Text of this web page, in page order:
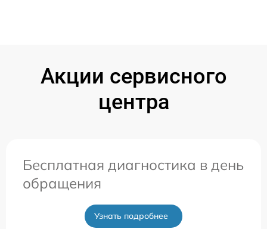
Акции сервисного
центра
Бесплатная диагностика в день
обращения
Узнать подробнее